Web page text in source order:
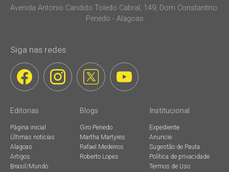
Avenida Antonio Candido Toledo Cabral, 149, Dom Constantino.
Penedo - Alagoas
Siga nas redes
Editorias
Página inicial
Últimas notícias
Alagoas
Artigos
Brasil/Mundo
Blogs
Giro Penedo
Martha Martyres
Rafael Medeiros
Roberto Lopes
Institucional
Expediente
Anuncie
Sugestão de Pauta
Política de privacidade
Termos de Uso